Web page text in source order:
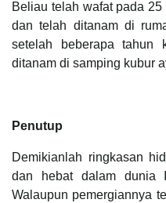
Beliau telah wafat pada
dan telah ditanam di
setelah beberapa tahun
ditanam di samping kubur
Penutup
Demikianlah ringkasan
dan hebat dalam dunia
Walaupun pemergiannya